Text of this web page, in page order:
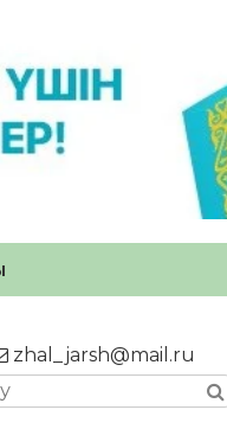
zhal_jarsh@mail.ru